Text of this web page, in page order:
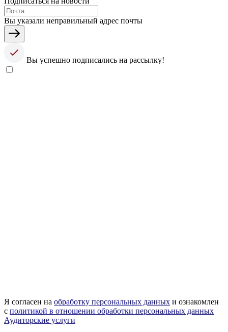
Вы указали неправильный адрес почты
Вы успешно подписались на рассылку!
Я согласен на обработку персональных данных и ознакомлен
с политикой в отношении обработки персональных данных
Аудиторские услуги